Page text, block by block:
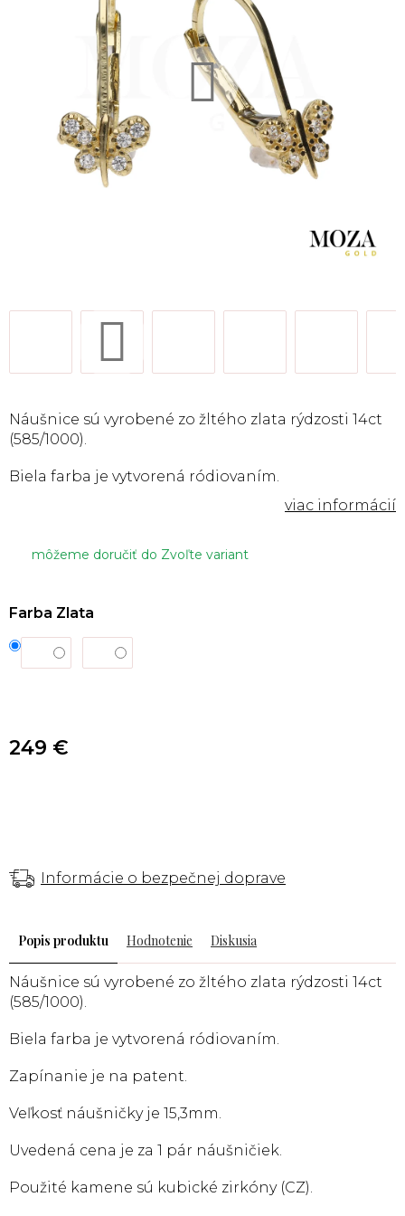
môžeme doručiť do Zvoľte variant
Farba Zlata
Náušnice sú vyrobené zo žltého zlata rýdzosti 14ct
(585/1000).
Biela farba je vytvorená ródiovaním.
Informácie o bezpečnej doprave
249 €
Popis Hodnotenie Diskusia
Náušnice sú vyrobené zo žltého zlata rýdzosti 14ct
(585/1000).
Biela farba je vytvorená ródiovaním.
Zapínanie je na patent.
Veľkosť náušničky je 15,3mm.
Uvedená cena je za 1 pár náušničiek.
Použité kamene sú kubické zirkóny (CZ).